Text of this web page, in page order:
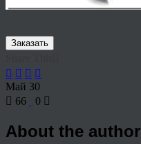
Заказать
Май 30
66
0
About the author